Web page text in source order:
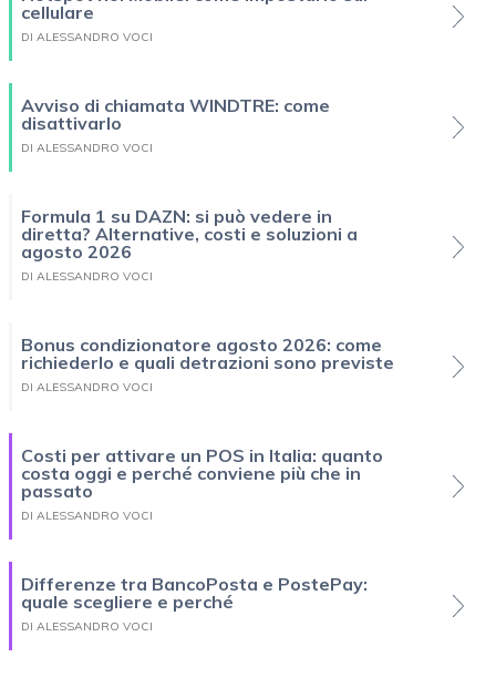
cellulare
DI ALESSANDRO VOCI
Avviso di chiamata WINDTRE: come
disattivarlo
DI ALESSANDRO VOCI
Formula 1 su DAZN: si può vedere in
diretta? Alternative, costi e soluzioni a
agosto 2026
DI ALESSANDRO VOCI
Bonus condizionatore agosto 2026: come
richiederlo e quali detrazioni sono previste
DI ALESSANDRO VOCI
Costi per attivare un POS in Italia: quanto
costa oggi e perché conviene più che in
passato
DI ALESSANDRO VOCI
Differenze tra BancoPosta e PostePay:
quale scegliere e perché
DI ALESSANDRO VOCI